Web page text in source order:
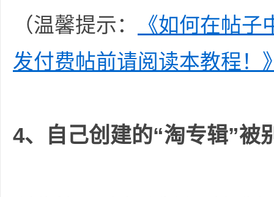
（温馨提示：
《如何在帖
发付费帖前请阅读本教程！
4、自己创建的“淘专辑”被